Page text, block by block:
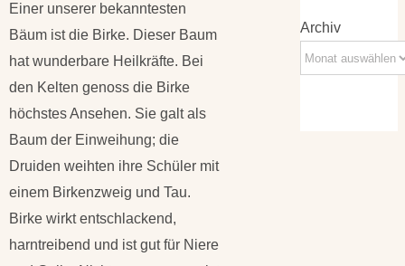
Einer unserer bekanntesten
Bäum ist die Birke. Dieser Baum
hat wunderbare Heilkräfte. Bei
den Kelten genoss die Birke
höchstes Ansehen. Sie galt als
Baum der Einweihung; die
Druiden weihten ihre Schüler mit
einem Birkenzweig und Tau.
Birke wirkt entschlackend,
harntreibend und ist gut für Niere
Archiv